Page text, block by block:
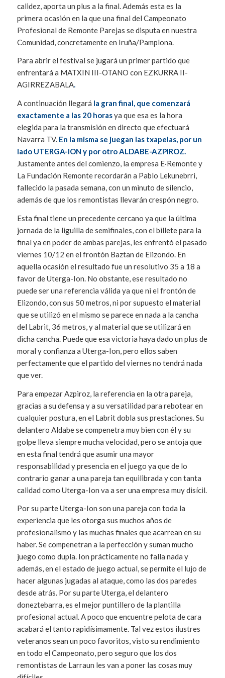
calidez, aporta un plus a la final. Además esta es la
primera ocasión en la que una final del Campeonato
Profesional de Remonte Parejas se disputa en nuestra
Comunidad, concretamente en Iruña/Pamplona.
Para abrir el festival se jugará un primer partido que
enfrentará a MATXIN III-OTANO con EZKURRA II-
AGIRREZABALA.
A continuación llegará la gran final, que comenzará
exactamente a las 20 horasya que esa es la hora
elegida para la transmisión en directo que efectuará
Navarra TV. En la misma se juegan las txapelas, por un
lado UTERGA-ION y por otro ALDABE-AZPIROZ.
Justamente antes del comienzo, la empresa E·Remonte y
La Fundación Remonte recordarán a Pablo Lekunebrri,
fallecido la pasada semana, con un minuto de silencio,
además de que los remontistas llevarán crespón negro.
Esta final tiene un precedente cercano ya que la última
jornada de la liguilla de semifinales, con el billete para la
final ya en poder de ambas parejas, les enfrentó el pasado
viernes 10/12 en el frontón Baztan de Elizondo. En
aquella ocasión el resultado fue un resolutivo 35 a 18 a
favor de Uterga-Ion. No obstante, ese resultado no
puede ser una referencia válida ya que ni el frontón de
Elizondo, con sus 50 metros, ni por supuesto el material
que se utilizó en el mismo se parece en nada a la cancha
del Labrit, 36 metros, y al material que se utilizará en
dicha cancha. Puede que esa victoria haya dado un plus de
moral y confianza a Uterga-Ion, pero ellos saben
perfectamente que el partido del viernes no tendrá nada
que ver.
Para empezar Azpiroz, la referencia en la otra pareja,
gracias a su defensa y a su versatilidad para rebotear en
cualquier postura, en el Labrit dobla sus prestaciones. Su
delantero Aldabe se compenetra muy bien con él y su
golpe lleva siempre mucha velocidad, pero se antoja que
en esta final tendrá que asumir una mayor
responsabilidad y presencia en el juego ya que de lo
contrario ganar a una pareja tan equilibrada y con tanta
calidad como Uterga-Ion va a ser una empresa muy disícil.
Por su parte Uterga-Ion son una pareja con toda la
experiencia que les otorga sus muchos años de
profesionalismo y las muchas finales que acarrean en su
haber. Se compenetran a la perfección y suman mucho
juego como dupla. Ion prácticamente no falla nada y
además, en el estado de juego actual, se permite el lujo de
hacer algunas jugadas al ataque, como las dos paredes
desde atrás. Por su parte Uterga, el delantero
doneztebarra, es el mejor puntillero de la plantilla
profesional actual. A poco que encuentre pelota de cara
acabará el tanto rapidísimamente. Tal vez estos ilustres
veteranos sean un poco favoritos, visto su rendimiento
en todo el Campeonato, pero seguro que los dos
remontistas de Larraun les van a poner las cosas muy